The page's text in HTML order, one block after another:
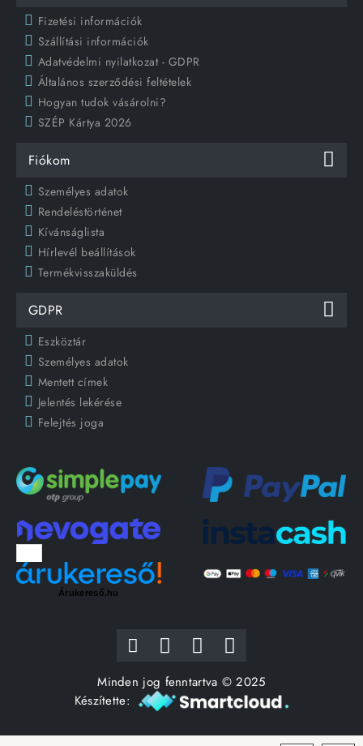
Fizetési információk
Szállítási információk
Adatvédelmi nyilatkozat - GDPR
Általános szerződési feltételek
Hogyan tudok vásárolni?
SZÉP Kártya 2026
Fiókom
Személyes adatok
Rendeléstörténet
Kívánságlista
Hírlevél beállítások
Termékvisszaküldés
GDPR
Eszköztár
Személyes adatok
Mentett címek
Jelentés lekérése
Felejtés joga
Árukereső.hu
Minden jog fenntartva © 2025
Készítette: